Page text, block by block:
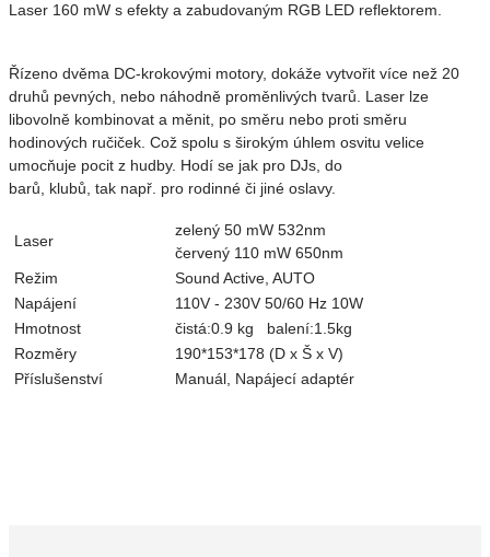
Laser 160 mW s efekty a zabudovaným RGB LED reflektorem.
Řízeno dvěma DC-krokovými motory, dokáže vytvořit více než 20
druhů pevných, nebo náhodně proměnlivých tvarů.
Laser lze
libovolně kombinovat a měnit po směru nebo proti směru
hodinových ručiček. Což spolu s širokým úhlem osvitu velice
umocňuje pocit z hudby. Hodí se jak pro DJs, do
barů, klubů, tak např. pro rodinné či jiné oslavy.
Laser
zelený 50 mW 532nm
červený 110 mW 650nm
Režim
Sound Active, AUTO
Napájení
110V - 230V 50/60 Hz 10W
Hmotnost
čistá:0.9 kg balení:1.5kg
Rozměry
190*153*178 (D x Š x V)
Příslušenství
Manuál, Napájecí adaptér